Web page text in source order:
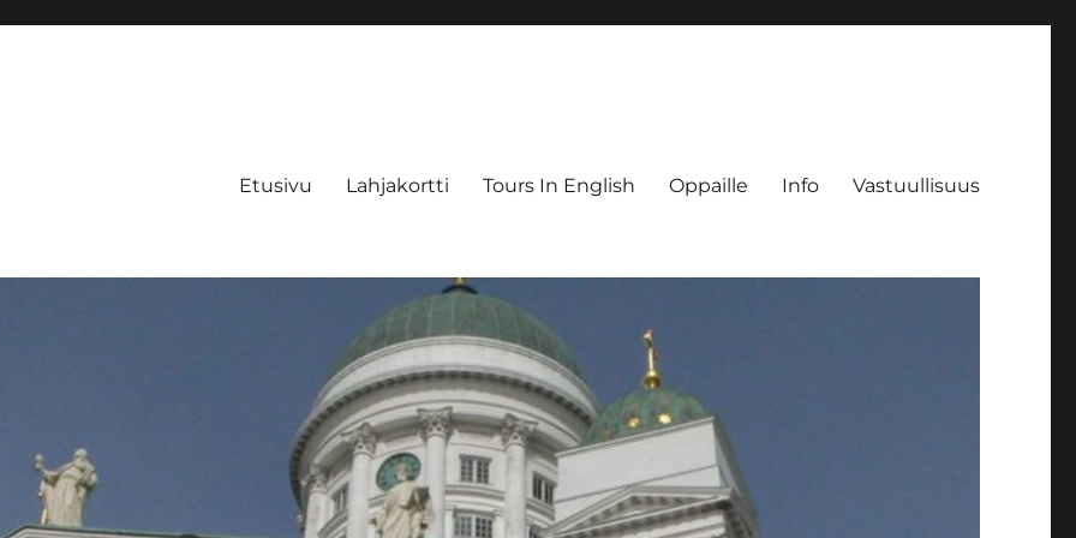
Etusivu Lahjakortti Tours In English Oppaille Info Vastuullisuus